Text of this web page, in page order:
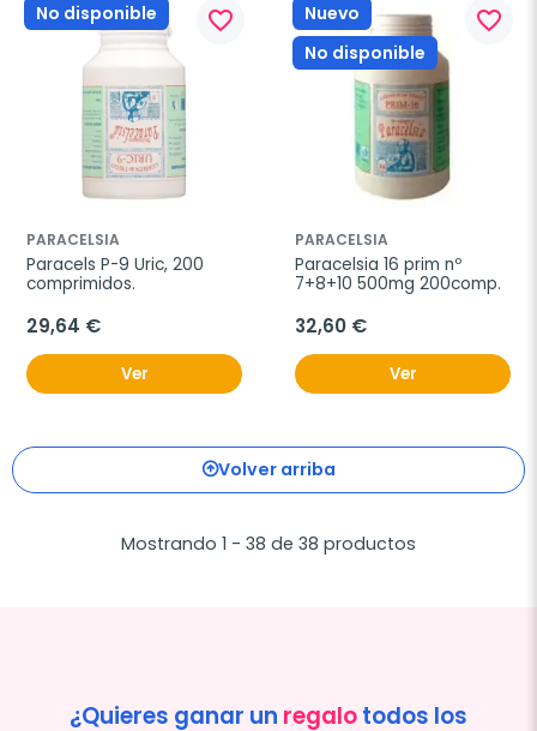
No disponible favorite_border
PARACELSIA
Paracels P-9 Uric, 200
comprimidos.
29,64 €
Ver
Nuevo
No disponible
favorite_border
PARACELSIA
Paracelsia 16 prim nº
7+8+10 500mg 200comp.
32,60 €
Ver
Volver arriba
Mostrando 1 - 38 de 38 productos
¿Quieres ganar un regalotodos los